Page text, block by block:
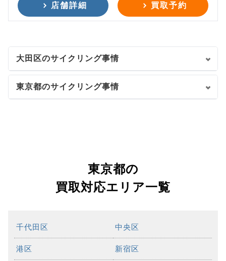
店舗詳細 買取予約
大田区のサイクリング事情
東京都のサイクリング事情
東京都の
買取対応エリア一覧
千代田区 中央区
港区 新宿区